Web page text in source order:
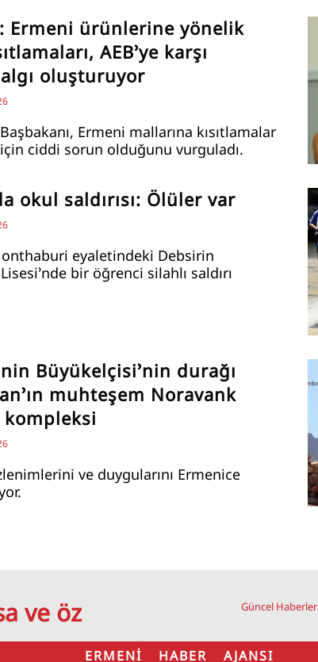
Ermeni ürünlerine yönelik
AEB’ye karşı
oluşturuyor
Ermeni mallarına kısıtlamalar
ciddi sorun olduğunu vurguladı.
okul saldırısı: Ölüler var
eyaletindeki Debsirin
bir öğrenci silahlı saldırı
Büyükelçisi’nin durağı
muhteşem Noravank
kompleksi
ve duygularını Ermenice
ve öz Güncel Haberler
ERMENİ HABER AJANSI